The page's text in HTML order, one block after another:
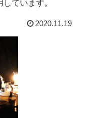
ています。
2020.11.19